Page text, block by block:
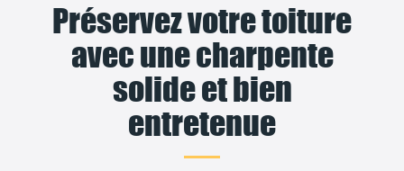
Préservez votre toiture
avec une charpente
solide et bien
entretenue